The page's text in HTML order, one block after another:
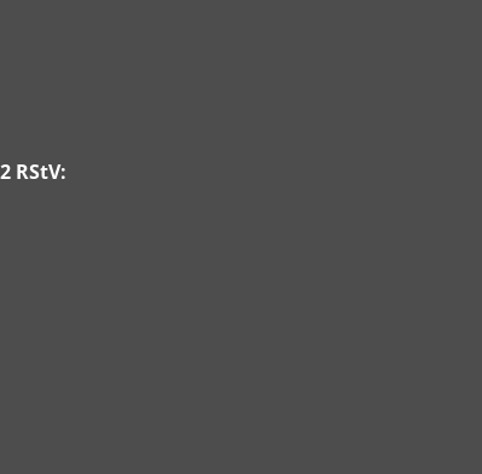
RStV: